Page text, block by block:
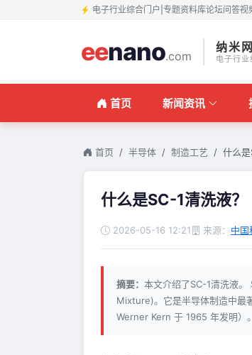
电子行业综合门户 专题资料库论坛问答视
eenano.com
纳米网
电子行业
首页 新闻资讯
首页 半导体 制造工艺 什么是
什么是SC-1清洗液？
2026-05-16 12:21 来源： 中国
摘要： 本文介绍了SC-1清洗液
Mixture)。它是半导体制造中最
Werner Kern 于 1965 年发明）